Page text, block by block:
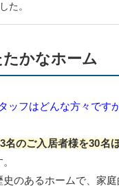
た。
かなホーム
ッフはどんな方々です
名のご入居者様を30名
のあるホームで、家